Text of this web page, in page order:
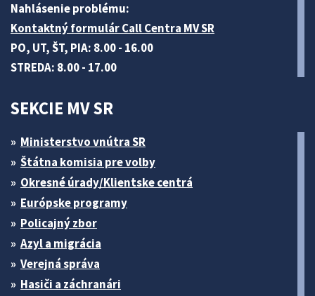
Nahlásenie problému:
Kontaktný formulár Call Centra MV SR
PO, UT, ŠT, PIA: 8.00 - 16.00
STREDA: 8.00 - 17.00
SEKCIE MV SR
Ministerstvo vnútra SR
Štátna komisia pre volby
Okresné úrady/Klientske centrá
Európske programy
Policajný zbor
Azyl a migrácia
Verejná správa
Hasiči a záchranári